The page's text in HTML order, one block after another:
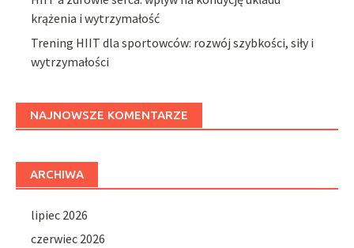
krążenia i wytrzymałość
Trening HIIT dla sportowców: rozwój szybkości, siły i
wytrzymałości
NAJNOWSZE KOMENTARZE
ARCHIWA
lipiec 2026
czerwiec 2026